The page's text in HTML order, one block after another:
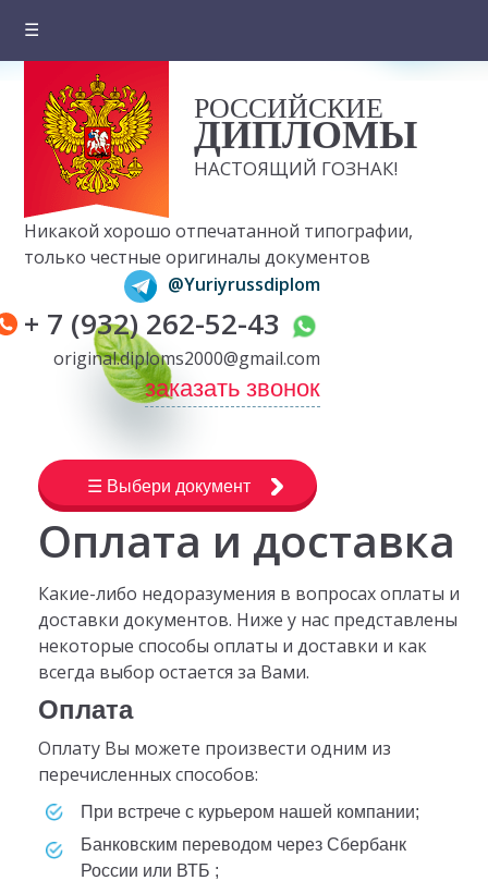
☰
О компании
Цены на документы
Вопросы и ответы
Отзывы клиентов
Оплата и доставка
Контакты
РОССИЙСКИЕ
ДИПЛОМЫ
НАСТОЯЩИЙ ГОЗНАК!
Никакой хорошо отпечатанной типографии,
только честные оригиналы документов
@Yuriyrussdiplom
+ 7 (932) 262-52-43
original.diploms2000@gmail.com
заказать звонок
☰ Выбери документ
Оплата и доставка
Какие-либо недоразумения в вопросах оплаты и
доставки документов. Ниже у нас представлены
некоторые способы оплаты и доставки и как
всегда выбор остается за Вами.
Оплата
Оплату Вы можете произвести одним из
перечисленных способов:
при встрече с курьером нашей компании;
банковским переводом через Сбербанк
России или ВТБ ;